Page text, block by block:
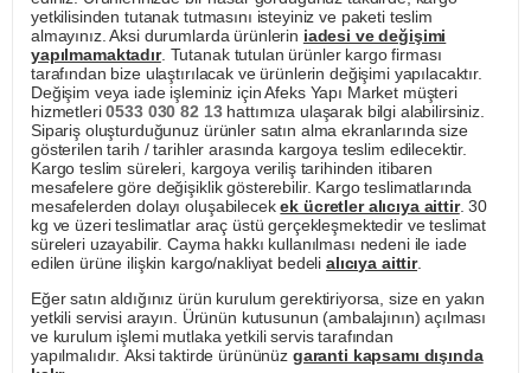
yetkilisinden tutanak tutmasını isteyiniz ve paketi teslim
almayınız. Aksi durumlarda ürünlerin iadesi ve değişimi
yapılmamaktadır. Tutanak tutulan ürünler kargo firması
tarafından bize ulaştırılacak ve ürünlerin değişimi yapılacaktır.
Değişim veya iade işleminiz için Afeks Yapı Market müşteri
hizmetleri0533 030 82 13hattımıza ulaşarak bilgi alabilirsiniz.
Sipariş oluşturduğunuz ürünler satın alma ekranlarında size
gösterilen tarih / tarihler arasında kargoya teslim edilecektir.
Kargo teslim süreleri, kargoya veriliş tarihinden itibaren
mesafelere göre değişiklik gösterebilir. Kargo teslimatlarında
mesafelerden dolayı oluşabilecekek ücretler alıcıya aittir. 30
kg ve üzeri teslimatlar araç üstü gerçekleşmektedir ve teslimat
süreleri uzayabilir. Cayma hakkı kullanılması nedeni ile iade
edilen ürüne ilişkin kargo/nakliyat bedeli alıcıya aittir.
Eğer satın aldığınız ürün kurulum gerektiriyorsa, size en yakın
yetkili servisi arayın. Ürünün kutusunun (ambalajının) açılması
ve kurulum işlemi mutlaka yetkili servis tarafından
yapılmalıdır. Aksi taktirde ürününüz garanti kapsamı dışında